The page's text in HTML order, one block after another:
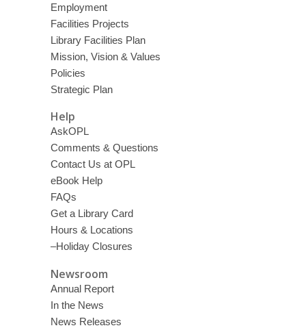
Employment
Facilities Projects
Library Facilities Plan
Mission, Vision & Values
Policies
Strategic Plan
Help
AskOPL
Comments & Questions
Contact Us at OPL
eBook Help
FAQs
Get a Library Card
Hours & Locations
–Holiday Closures
Newsroom
Annual Report
In the News
News Releases